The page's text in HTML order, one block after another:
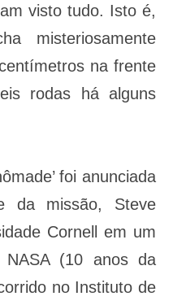
visto tudo. Isto é,
misteriosamente
na frente
rodas há alguns
foi anunciada
da missão, Steve
Cornell em um
NASA (10 anos da
no Instituto de